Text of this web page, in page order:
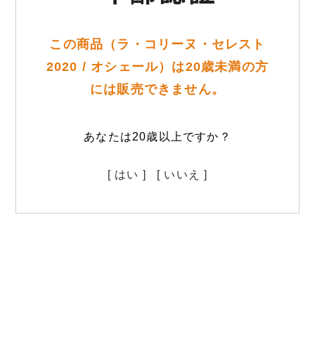
この商品（ラ・コリーヌ・セレスト
2020 / オシェール）は20歳未満の方
には販売できません。
あなたは20歳以上ですか？
[ はい ] [ いいえ ]